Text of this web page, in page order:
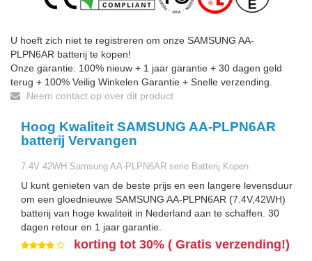
U hoeft zich niet te registreren om onze SAMSUNG AA-
PLPN6AR batterij te kopen!
Onze garantie: 100% nieuw + 1 jaar garantie + 30 dagen geld
terug + 100% Veilig Winkelen Garantie + Snelle verzending.
Neem contact op over dit product
Hoog Kwaliteit SAMSUNG AA-PLPN6AR
batterij Vervangen
7.4V 42WH Samsung AA-PLPN6AR serie Batterij Kopen
U kunt genieten van de beste prijs en een langere levensduur
om een gloednieuwe SAMSUNG AA-PLPN6AR (7.4V,42WH)
batterij van hoge kwaliteit in Nederland aan te schaffen. 30
dagen retour en 1 jaar garantie.
korting tot 30% ( Gratis verzending!)